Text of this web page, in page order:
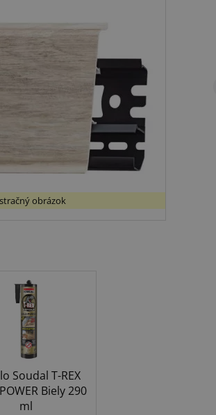
obrázok
Soudal T-REX
Biely 290
ml